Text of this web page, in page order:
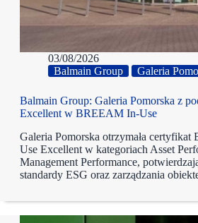
03/08/2026
Balmain Group
Galeria
Balmain Group: Galeria Pomorska z
Excellent w BREEAM In-Use
Galeria Pomorska otrzymała
Use Excellent w kategoriach Asset
Management Performance,
standardy ESG oraz zarządzania